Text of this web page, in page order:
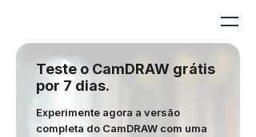
Teste o CamDRAW grátis
por 7 dias.
Experimente agora a versão
completa do CamDRAW com uma